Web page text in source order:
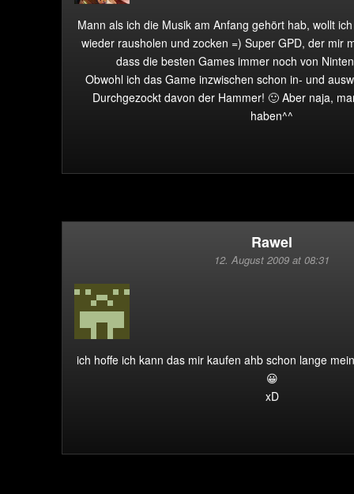
Mann als ich die Musik am Anfang gehört hab, wollt
wieder rausholen und zocken =) Super GPD, der mir
dass die besten Games immer noch von
Obwohl ich das Game inzwischen schon in- und
Durchgezockt davon der Hammer! 🙂 Aber naja,
haben^^
Rawel
12. August 2009 at 08:31
ich hoffe ich kann das mir kaufen ahb schon lange
😀
xD